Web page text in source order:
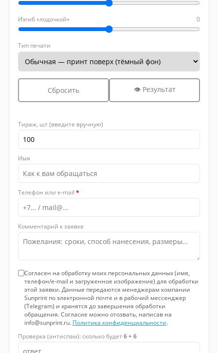
Изгиб «лодочкой» 0
Тип печати
Сбросить 👁 Результат
Тираж, шт (введите вручную)
Имя
Телефон или e-mail *
Комментарий к заявке
Согласен на обработку моих персональных данных (имя,
телефон/e-mail и загруженное изображение) для обработки
этой заявки. Данные передаются менеджерам компании
Sunprint по электронной почте и в рабочий мессенджер
(Telegram) и хранятся до завершения обработки
обращения. Согласие можно отозвать, написав на
info@sunprint.ru. Политика конфиденциальности.
Проверка (антиспам): сколько будет6 + 6